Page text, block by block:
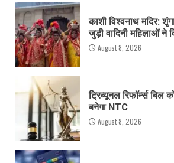
काशी विश्वनाथ मदिर:
जुड़ी वादिनी महिलाओं ने
August 8, 2026
ट्रिब्यूनल रिफॉर्म्स बिल
बनेगा NTC
August 8, 2026